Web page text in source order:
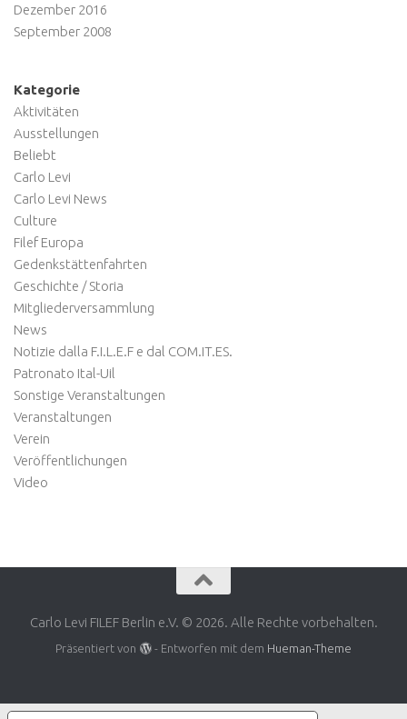
Dezember 2016
September 2008
Kategorie
Aktivitäten
Ausstellungen
Beliebt
Carlo Levi
Carlo Levi News
Culture
Filef Europa
Gedenkstättenfahrten
Geschichte / Storia
Mitgliederversammlung
News
Notizie dalla F.I.L.E.F e dal COM.IT.ES.
Patronato Ital-Uil
Sonstige Veranstaltungen
Veranstaltungen
Verein
Veröffentlichungen
Video
Carlo Levi FILEF Berlin e.V. © 2026. Alle Rechte vorbehalten.
Präsentiert von - Entworfen mit dem Hueman-Theme